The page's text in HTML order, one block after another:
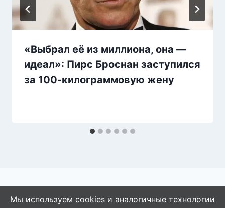
«Выбрал её из миллиона, она —
идеал»: Пирс Броснан заступился
за 100-килограммовую жену
Мы используем cookies и аналогичные технологии